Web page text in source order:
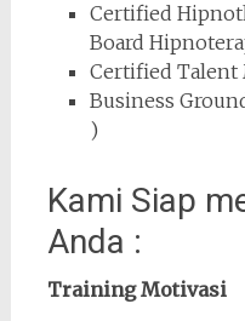
Certified
Board
Certified Talent
Business
)
Kami Siap
Anda :
Training Motivasi